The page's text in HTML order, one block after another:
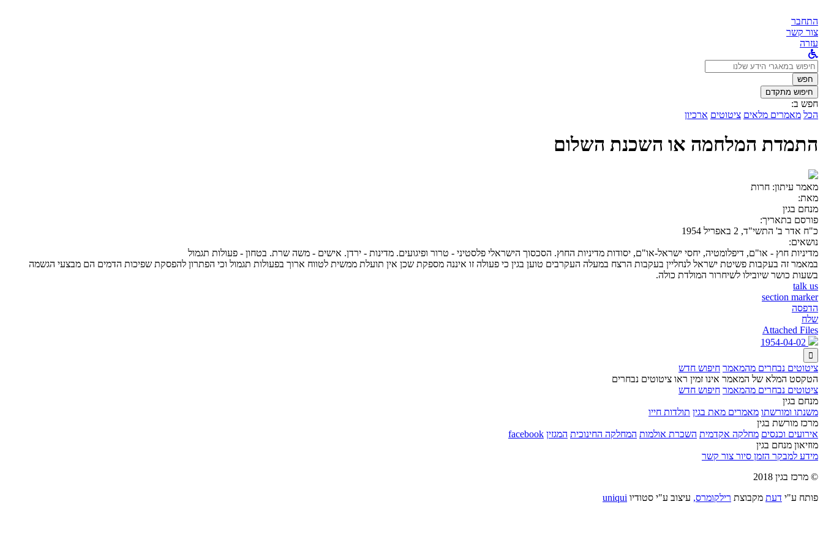
התחבר
צור קשר
עזרה
לחפש
ב:חפש
חיפוש מתקדם
חפש ב:
הכל מאמרים מלאים ציטוטים ארכיון
התמדת המלחמה או השכנת השלום
מאמר עיתון: חרות
מאת:
מנחם בגין
פורסם בתאריך:
כ"ח אדר ב' התשי"ד, 2 באפריל 1954
נושאים:
מדיניות חוץ - או"ם, דיפלומטיה, יחסי ישראל-או"ם, יסודות מדיניות החוץ. הסכסוך הישראלי פלסטיני - טרור ופיגועים. מדינות - ירדן. אישים - משה שרת. בטחון - פעולות תגמול
במאמר זה בעקבות פשיטת ישראל לנחליין בעקבות הרצח במעלה העקרבים טוען בגין כי פעולה זו איננה מספקת שכן אין תועלת ממשית לטווח ארוך בפעולות תגמול וכי הפתרון להפסקת שפיכות הדמים הם מבצעי הגשמה
בשעות כושר שיובילו לשיחרור המולדת כולה.
talk us
section marker
הדפסה
שלח
Attached Files

ציטוטים נבחרים מהמאמר חיפוש חדש
הטקסט המלא של המאמר אינו זמין ראו ציטוטים נבחרים
ציטוטים נבחרים מהמאמר חיפוש חדש
מנחם בגין
משנתו ומורשתו מאמרים מאת בגין תולדות חייו
מרכז מורשת בגין
אירועים וכנסים מחלקה אקדמית השכרת אולמות המחלקה החינוכית המגזין facebook
מוזיאון מנחם בגין
מידע למבקר הזמן סיור צור קשר
© מרכז בגין 2018
פותח ע"י דעת מקבוצת רילקומרס, עיצוב ע"י סטודיו uniqui